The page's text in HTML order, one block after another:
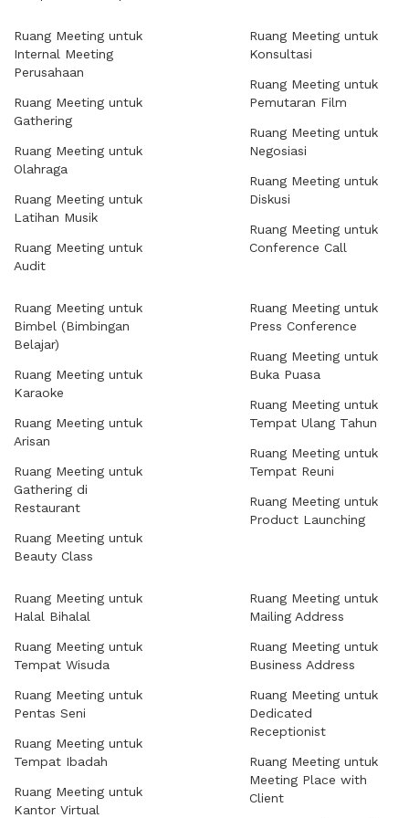
Ruang Meeting untuk
Internal Meeting
Perusahaan
Ruang Meeting untuk
Gathering
Ruang Meeting untuk
Olahraga
Ruang Meeting untuk
Latihan Musik
Ruang Meeting untuk
Audit
Ruang Meeting untuk
Konsultasi
Ruang Meeting untuk
Pemutaran Film
Ruang Meeting untuk
Negosiasi
Ruang Meeting untuk
Diskusi
Ruang Meeting untuk
Conference Call
Ruang Meeting untuk
Bimbel (Bimbingan
Belajar)
Ruang Meeting untuk
Karaoke
Ruang Meeting untuk
Arisan
Ruang Meeting untuk
Gathering di
Restaurant
Ruang Meeting untuk
Beauty Class
Ruang Meeting untuk
Press Conference
Ruang Meeting untuk
Buka Puasa
Ruang Meeting untuk
Tempat Ulang Tahun
Ruang Meeting untuk
Tempat Reuni
Ruang Meeting untuk
Product Launching
Ruang Meeting untuk
Halal Bihalal
Ruang Meeting untuk
Tempat Wisuda
Ruang Meeting untuk
Pentas Seni
Ruang Meeting untuk
Tempat Ibadah
Ruang Meeting untuk
Kantor Virtual
Ruang Meeting untuk
Mailing Address
Ruang Meeting untuk
Business Address
Ruang Meeting untuk
Dedicated
Receptionist
Ruang Meeting untuk
Meeting Place with
Client